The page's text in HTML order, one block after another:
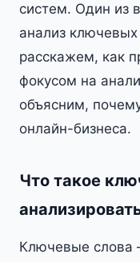
систем. Один из
анализ
расскажем, как
фокусом на
объясним,
онлайн-бизнеса.
Что такое
Ключевые слова